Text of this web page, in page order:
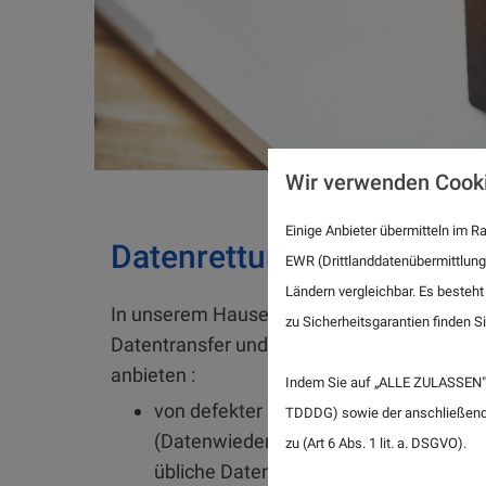
Datenrettung
In unserem Hause können wir folgenden
Datentransfer und Wiederherstellung
anbieten :
von defekter Festplatte
(Datenwiederherstellung) auf
übliche Datenträger
Wir verwenden
Einige Anbieter übermitteln im
EWR
Ländern vergleichbar. Es
zu Sicherheitsgarantien finden
Indem Sie auf „ALLE
TDDDG) sowie der
zu (Art 6 Abs. 1 lit. a. DSGVO).